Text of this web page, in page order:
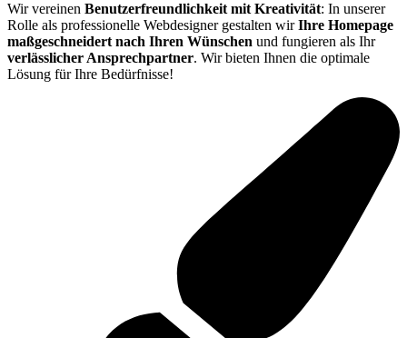
Wir vereinen Benutzerfreundlichkeit mit Kreativität: In unserer
Rolle als professionelle Webdesigner gestalten wirIhre Homepage
maßgeschneidert nach Ihren Wünschen und fungieren als Ihr
verlässlicher Ansprechpartner. Wir bieten Ihnen die optimale
Lösung für Ihre Bedürfnisse!